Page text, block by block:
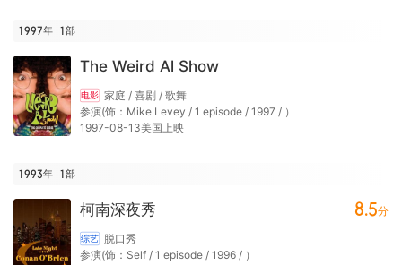
1997年 1部
The Weird Al Show
电影 家庭 / 喜剧 / 歌舞
参演(饰：Mike Levey / 1 episode / 1997 / ）
1997-08-13美国上映
1993年 1部
柯南深夜秀
综艺 脱口秀
参演(饰：Self / 1 episode / 1996 / ）
8.5分